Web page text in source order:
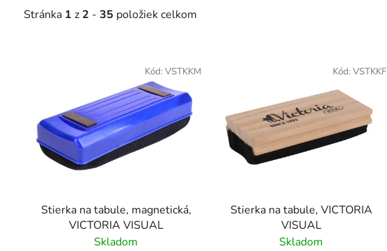
Stránka 1 z 2 - 35 položiek celkom
Stierka na tabule, magnetická,
VICTORIA VISUAL
Skladom
Kód: VSTKKM
Stierka na tabule, VICTORIA
VISUAL
Skladom
Kód: VSTKKF